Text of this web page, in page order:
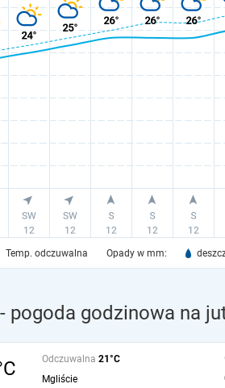
Temp. odczuwalna Opady w mm:
pogoda godzinowa na
Odczuwalna 21°C
Mgliście